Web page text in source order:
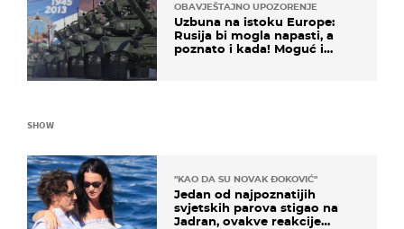
OBAVJEŠTAJNO UPOZORENJE
Uzbuna na istoku Europe:
Rusija bi mogla napasti, a
poznato i kada! Moguć i
SHOW
"KAO DA SU NOVAK ĐOKOVIĆ"
Jedan od najpoznatijih
svjetskih parova stigao na
Jadran, ovakve reakcije